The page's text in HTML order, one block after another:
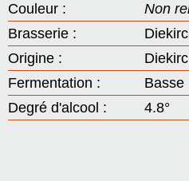
Couleur :
Non
Brasserie :
Origine :
Fermentation :
Basse
Degré d'alcool :
4.8°